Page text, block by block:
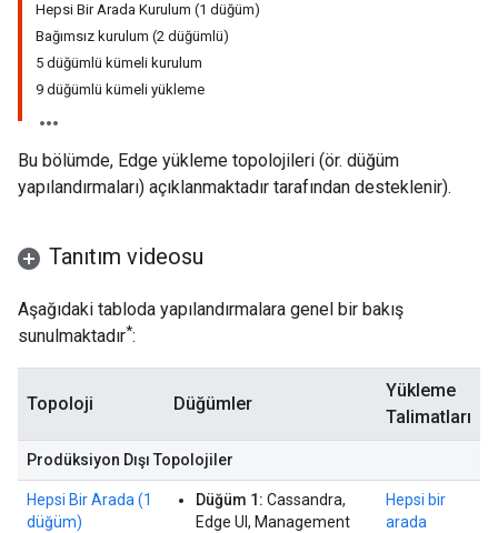
Hepsi Bir Arada Kurulum (1 düğüm)
Bağımsız kurulum (2 düğümlü)
5 düğümlü kümeli kurulum
9 düğümlü kümeli yükleme
Bu bölümde, Edge yükleme topolojileri (ör. düğüm
yapılandırmaları) açıklanmaktadır tarafından desteklenir).
Tanıtım videosu
Aşağıdaki tabloda yapılandırmalara genel bir bakış
sunulmaktadır*:
Topoloji Düğümler
Yükleme
Talimatları
Prodüksiyon Dışı Topolojiler
Hepsi Bir Arada (1
düğüm)
Düğüm 1: Cassandra,
Edge UI, Management
Hepsi bir
arada